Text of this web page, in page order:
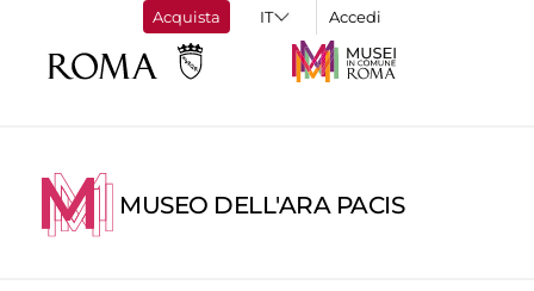
Acquista Accedi
MUSEO DELL'ARA PACIS